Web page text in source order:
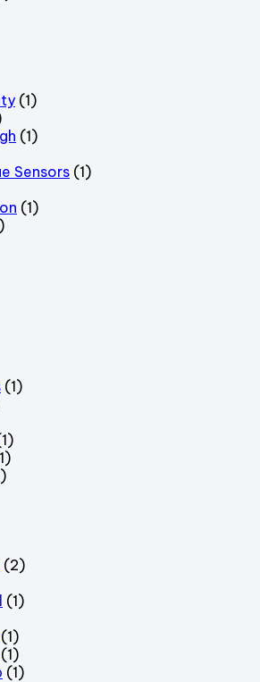
(1)
(1)
Sensors (1)
(1)
(1)
(2)
(1)
(1)
(1)
(1)